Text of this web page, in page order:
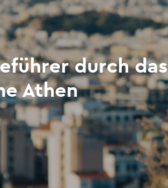
durch das
Athen